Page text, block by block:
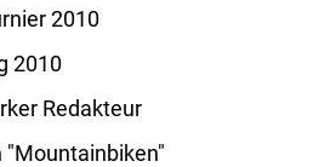
2010
2010
Redakteur
"Mountainbiken"